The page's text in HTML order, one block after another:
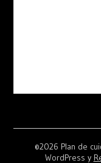
©2026 Plan de
WordPress y